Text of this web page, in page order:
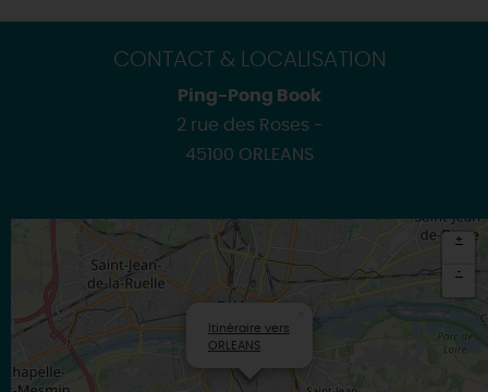
CONTACT & LOCALISATION
Ping-Pong Book
2 rue des Roses -
45100 ORLEANS
Itinéraire vers
ORLEANS
+
-